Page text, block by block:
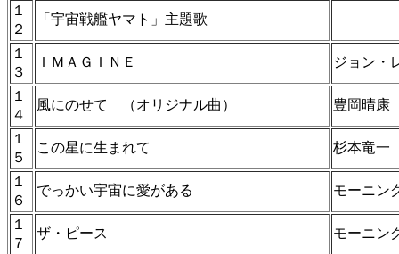
１
２
「宇宙戦艦ヤマト」主題歌
１
３
ＩＭＡＧＩＮＥ ジョン・
１
４
風にのせて （オリジナル曲） 豊岡
１
５
この星に生まれて 杉本竜一
１
６
でっかい宇宙に愛がある モーニン
１
７
ザ・ピース モーニン